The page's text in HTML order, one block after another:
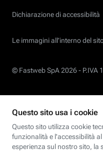
Dichiarazione di accessibilità
Le immagini all’interno del
© Fastweb SpA 2026 - P.IVA